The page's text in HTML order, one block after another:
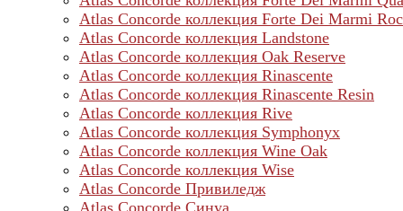
Atlas Concorde коллекция Forte Dei Marmi
Atlas Concorde коллекция Landstone
Atlas Concorde коллекция Oak Reserve
Atlas Concorde коллекция Rinascente
Atlas Concorde коллекция Rinascente Resin
Atlas Concorde коллекция Rive
Atlas Concorde коллекция Symphonyx
Atlas Concorde коллекция Wine Oak
Atlas Concorde коллекция Wise
Atlas Concorde Привиледж
Atlas Concorde Синуа